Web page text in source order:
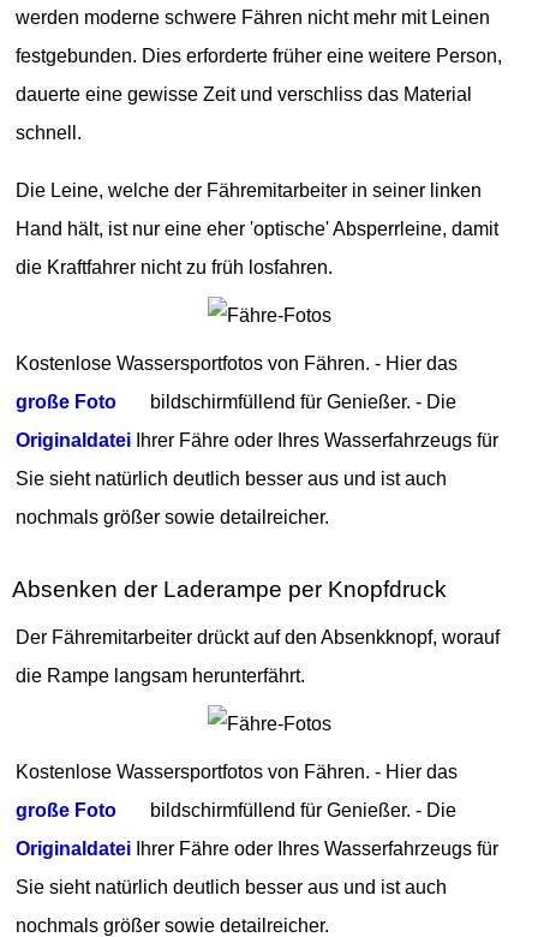
werden moderne schwere Fähren nicht mehr mit Leinen
festgebunden. Dies erforderte früher eine weitere Person,
dauerte eine gewisse Zeit und verschliss das Material
schnell.
Die Leine, welche der Fähremitarbeiter in seiner linken
Hand hält, ist nur eine eher 'optische' Absperrleine, damit
die Kraftfahrer nicht zu früh losfahren.
Kostenlose Wassersportfotos von Fähren. - Hier das
große Foto
bildschirmfüllend für Genießer. - Die
Originaldatei Ihrer Fähre oder Ihres Wasserfahrzeugs für
Sie sieht natürlich deutlich besser aus und ist auch
nochmals größer sowie detailreicher.
Absenken der Laderampe per Knopfdruck
Der Fähremitarbeiter drückt auf den Absenkknopf, worauf
die Rampe langsam herunterfährt.
Kostenlose Wassersportfotos von Fähren. - Hier das
große Foto
bildschirmfüllend für Genießer. - Die
Originaldatei Ihrer Fähre oder Ihres Wasserfahrzeugs für
Sie sieht natürlich deutlich besser aus und ist auch
nochmals größer sowie detailreicher.